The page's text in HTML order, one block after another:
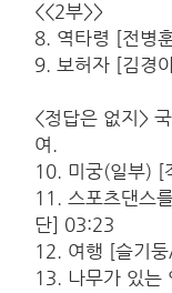
<<2부>>
8. 역타령 [전병
9. 보허자 [김경
<정답은 없지>
여.
10. 미궁(일부) [
11. 스포츠댄스
단] 03:23
12. 여행 [슬기
13. 나무가 있는